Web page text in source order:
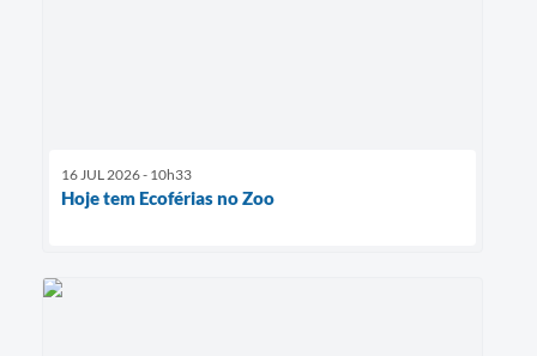
16 JUL 2026 - 10h33
Hoje tem Ecoférias no Zoo